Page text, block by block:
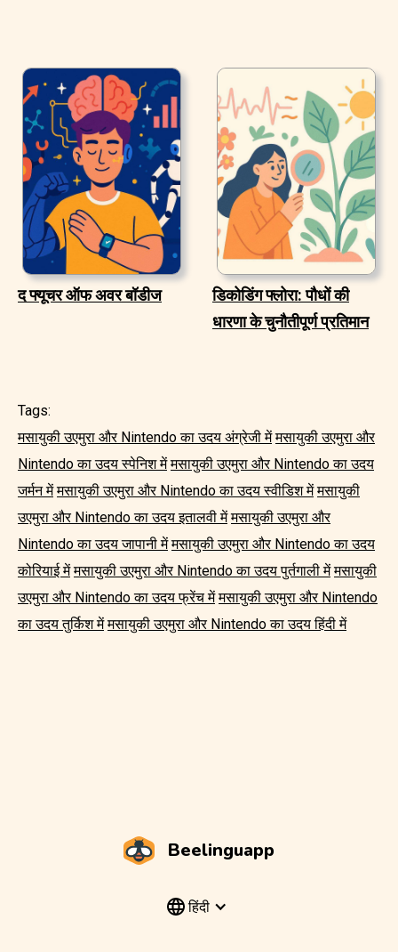
द फ्यूचर ऑफ अवर बॉडीज
डिकोडिंग फ्लोरा: पौधों की
धारणा के चुनौतीपूर्ण प्रतिमान
Tags:
मसायुकी उएमुरा और Nintendo का उदय अंग्रेजी में मसायुकी उएमुरा और
Nintendo का उदय स्पेनिश में मसायुकी उएमुरा और Nintendo का उदय
जर्मन में मसायुकी उएमुरा और Nintendo का उदय स्वीडिश में मसायुकी
उएमुरा और Nintendo का उदय इतालवी में मसायुकी उएमुरा और
Nintendo का उदय जापानी में मसायुकी उएमुरा और Nintendo का उदय
कोरियाई में मसायुकी उएमुरा और Nintendo का उदय पुर्तगाली में मसायुकी
उएमुरा और Nintendo का उदय फ्रेंच में मसायुकी उएमुरा और Nintendo
का उदय तुर्किश में मसायुकी उएमुरा और Nintendo का उदय हिंदी में
Beelinguapp
हिंदी